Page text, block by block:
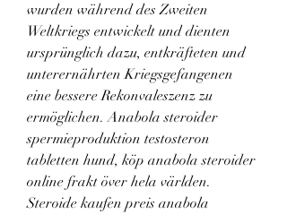
wurden während des Zweiten
Weltkriegs entwickelt und dienten
ursprünglich dazu, entkräfteten und
unterernährten Kriegsgefangenen
eine bessere Rekonvaleszenz zu
ermöglichen. Anabola steroider
spermieproduktion testosteron
tabletten hund, köp anabola steroider
online frakt över hela världen.
Steroide kaufen preis anabola